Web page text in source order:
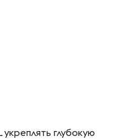
глубокую